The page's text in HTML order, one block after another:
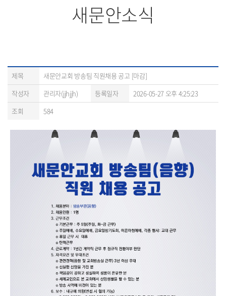
새문안소식
제목
새문안교회 방송팀 직원채용 공고 [마감]
작성자
관리자(jjhjjh) 등록일자
2026-05-27 오후 4:25:23
조회
584